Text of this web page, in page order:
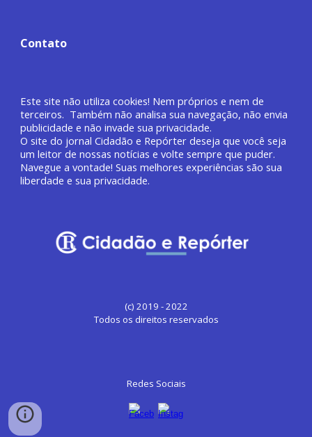
Contato
Este site não utiliza cookies! Nem próprios e nem de
terceiros. Também não analisa sua navegação, não envia
publicidade e não invade sua privacidade.
O site do jornalCidadão e Repórter deseja que você seja
um leitor de nossas notícias e volte sempre que puder.
Navegue a vontade! Suas melhores experiências são sua
liberdade e sua privacidade.
(c) 2019 - 2022
Todos os direitos reservados
Redes Sociais